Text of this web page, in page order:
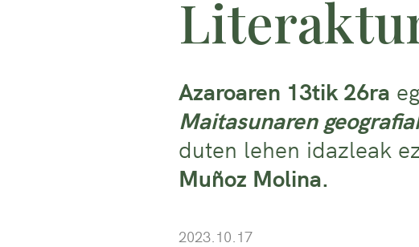
Azaroaren 13tik 26ra
Maitasunaren
duten lehen idazleak
Muñoz Molina.
2023.10.17